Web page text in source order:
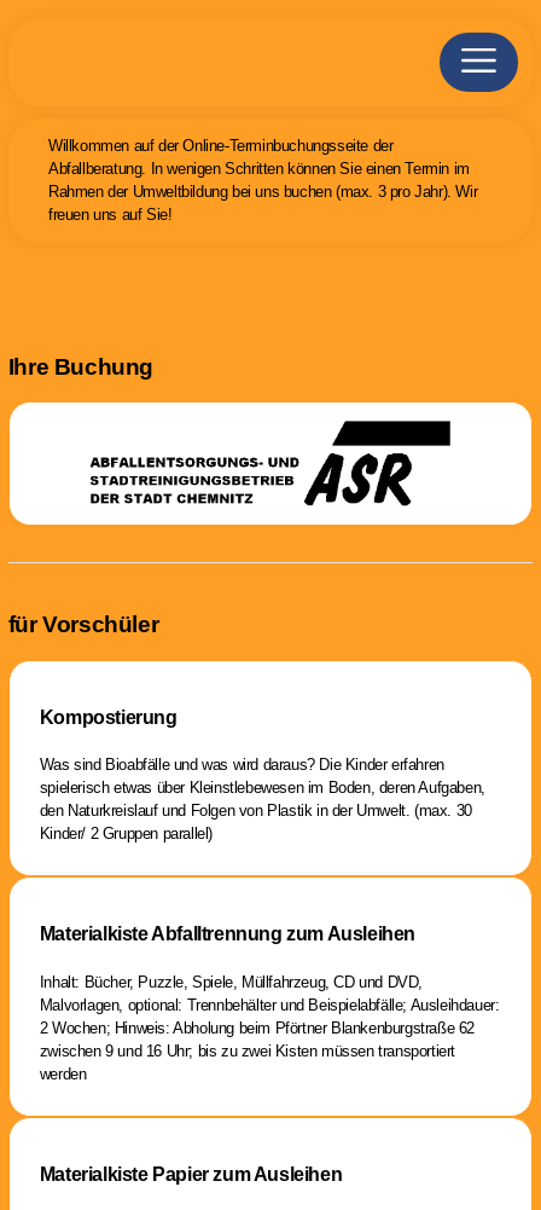
Willkommen auf der Online-Terminbuchungsseite der
Abfallberatung. In wenigen Schritten können Sie einen Termin im
Rahmen der Umweltbildung bei uns buchen (max. 3 pro Jahr). Wir
freuen uns auf Sie!
für Vorschüler
Kompostierung
Was sind Bioabfälle und was wird daraus? Die Kinder erfahren
spielerisch etwas über Kleinstlebewesen im Boden, deren Aufgaben,
den Naturkreislauf und Folgen von Plastik in der Umwelt. (max. 30
Kinder/ 2 Gruppen parallel)
Materialkiste Abfalltrennung zum Ausleihen
Inhalt: Bücher, Puzzle, Spiele, Müllfahrzeug, CD und DVD,
Malvorlagen, optional: Trennbehälter und Beispielabfälle; Ausleihdauer:
2 Wochen; Hinweis: Abholung beim Pförtner Blankenburgstraße 62
zwischen 9 und 16 Uhr; bis zu zwei Kisten müssen transportiert
werden
Materialkiste Papier zum Ausleihen
Ihre Buchung